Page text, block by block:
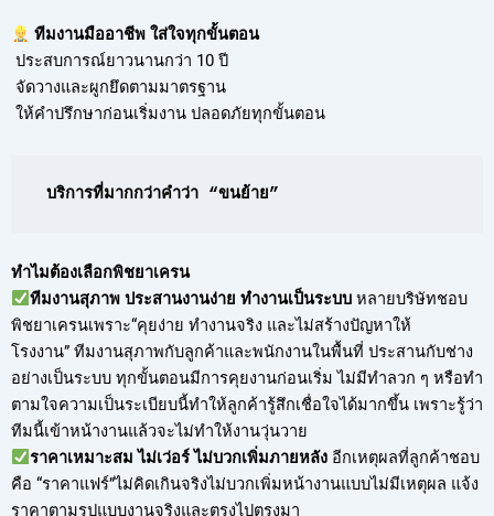
ทีมงานมืออาชีพ ใส่ใจทุกขั้นตอน
ประสบการณ์ยาวนานกว่า 10 ปี
จัดวางและผูกยึดตามมาตรฐาน
ให้คำปรึกษาก่อนเริ่มงาน ปลอดภัยทุกขั้นตอน
บริการที่มากกว่าคำว่า “ขนย้าย”
ทำไมต้องเลือกพิชยาเครน
ทีมงานสุภาพ ประสานงานง่าย ทำงานเป็นระบบ หลายบริษัทชอบ
พิชยาเครนเพราะ“คุยง่าย ทำงานจริง และไม่สร้างปัญหาให้
โรงงาน” ทีมงานสุภาพกับลูกค้าและพนักงานในพื้นที่ ประสานกับช่าง
อย่างเป็นระบบ ทุกขั้นตอนมีการคุยงานก่อนเริ่ม ไม่มีทำลวก ๆ หรือทำ
ตามใจความเป็นระเบียบนี้ทำให้ลูกค้ารู้สึกเชื่อใจได้มากขึ้น เพราะรู้ว่า
ทีมนี้เข้าหน้างานแล้วจะไม่ทำให้งานวุ่นวาย
ราคาเหมาะสม ไม่เว่อร์ ไม่บวกเพิ่มภายหลังอีกเหตุผลที่ลูกค้าชอบ
คือ “ราคาแฟร์”ไม่คิดเกินจริงไม่บวกเพิ่มหน้างานแบบไม่มีเหตุผล แจ้ง
ราคาตามรูปแบบงานจริงและตรงไปตรงมา